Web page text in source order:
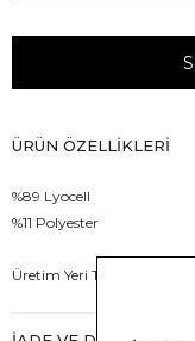
ÜRÜN ÖZELLIKLERI
%89 Lyocell
%11 Polyester
Üretim Yeri Türkiye